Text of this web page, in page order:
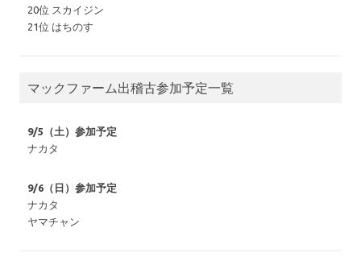
20位 スカイジン
21位 はちのす
マックファーム出稽古参加予定一覧
9/5（土）参加予定
ナカタ
9/6（日）参加予定
ナカタ
ヤマチャン